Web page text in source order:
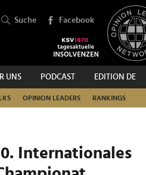
Suche Facebook
UNS PODCAST EDITION DE
OPINION LEADERS RANKINGS
SUCHEN
Internationales